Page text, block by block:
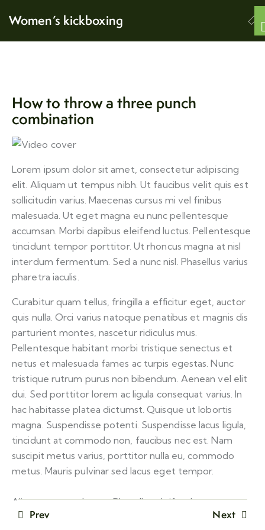
Women’s kickboxing
Part
2
3
How to
throw an
uppercut
combination
20 Minutes
How to
throw a
four punch
combination
20 Minutes
How to throw a three punch
combination
Lorem ipsum dolor sit amet, consectetur adipiscing
elit. Aliquam ut tempus nibh. Ut faucibus velit quis est
sollicitudin varius. Maecenas cursus mi vel finibus
malesuada. Ut eget magna eu nunc pellentesque
accumsan. Morbi dapibus eleifend luctus. Pellentesque
tincidunt tempor porttitor. Ut rhoncus magna at nisl
interdum fermentum. Sed a nunc nisl. Phasellus varius
pharetra iaculis.
Curabitur quam tellus, fringilla a efficitur eget, auctor
quis nulla. Orci varius natoque penatibus et magnis dis
parturient montes, nascetur ridiculus mus.
Pellentesque habitant morbi tristique senectus et
netus et malesuada fames ac turpis egestas. Nunc
tristique rutrum purus non bibendum. Aenean vel elit
dui. Sed porttitor lorem ac ligula consequat varius. In
hac habitasse platea dictumst. Quisque ut lobortis
magna. Suspendisse potenti. Suspendisse lacus ligula,
tincidunt at commodo non, faucibus nec est. Nam
suscipit metus varius, porttitor nulla eu, commodo
metus. Mauris pulvinar sed lacus eget tempor.
Aliquam erat volutpat. Phasellus eleifend ut ex at
porta. Etiam sollicitudin tellus eget purus
Prev Next
lex.mit.fit@gmail.com
Fit Lex Mit © 2026. All rights reserved.